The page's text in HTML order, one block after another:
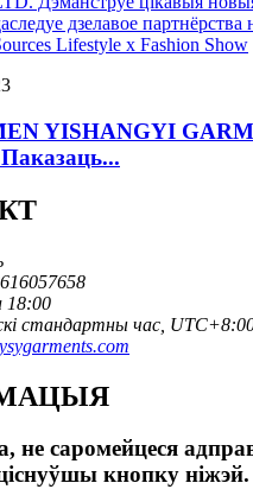
YISHANGYI
18:00
стандартны час,
не саромейцеся
кнопку ніжэй.